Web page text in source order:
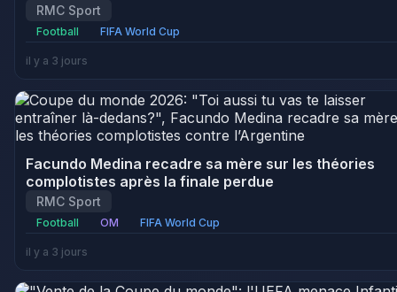
RMC Sport
Football FIFA World Cup
il y a 3 jours
Facundo Medina recadre sa mère sur les théories
complotistes après la finale perdue
RMC Sport
Football OM FIFA World Cup
il y a 3 jours